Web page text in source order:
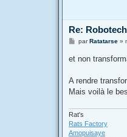
Re:
M
s
e
parRatatarse»
et non
A rendre
Mais voilà le
Rat's
Rats Factory
Amopuisaye